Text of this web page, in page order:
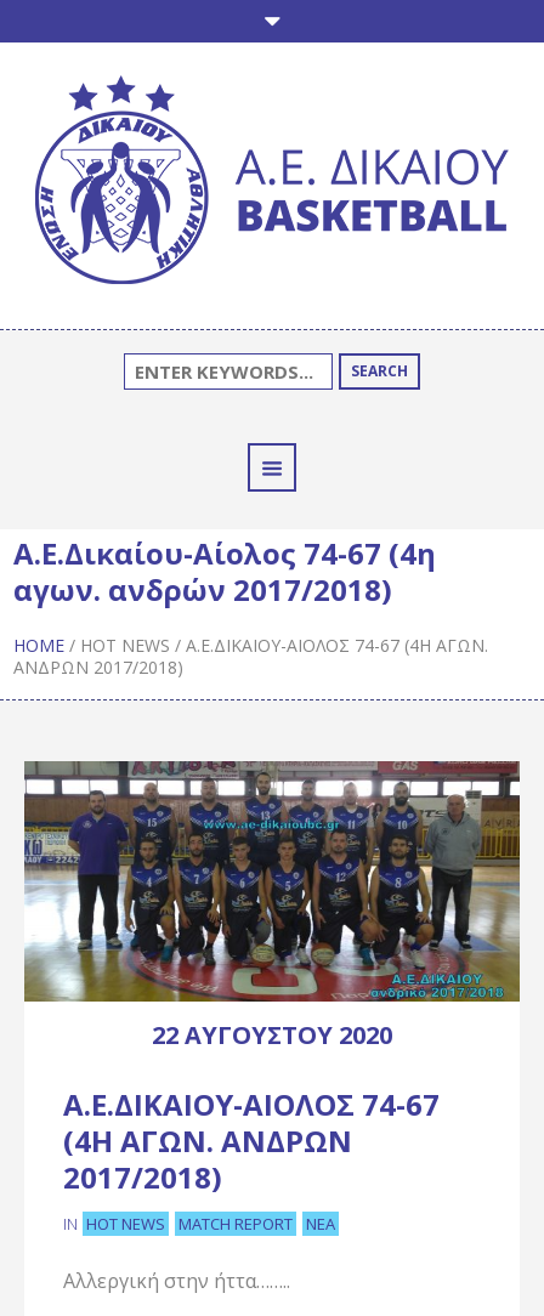
SEARCH
Α.Ε.Δικαίου-Αίολος 74-67 (4η
αγων. ανδρών 2017/2018)
HOME / HOT NEWS /Α.Ε.ΔΙΚΑΊΟΥ-ΑΊΟΛΟΣ 74-67 (4Η ΑΓΩΝ.
ΑΝΔΡΏΝ 2017/2018)
22 ΑΥΓΟΎΣΤΟΥ 2020
Α.Ε.ΔΙΚΑΊΟΥ-ΑΊΟΛΟΣ 74-67
(4Η ΑΓΩΝ. ΑΝΔΡΏΝ
2017/2018)
IN HOT NEWS MATCH REPORT ΝΈΑ
Αλλεργική στην ήττα……..